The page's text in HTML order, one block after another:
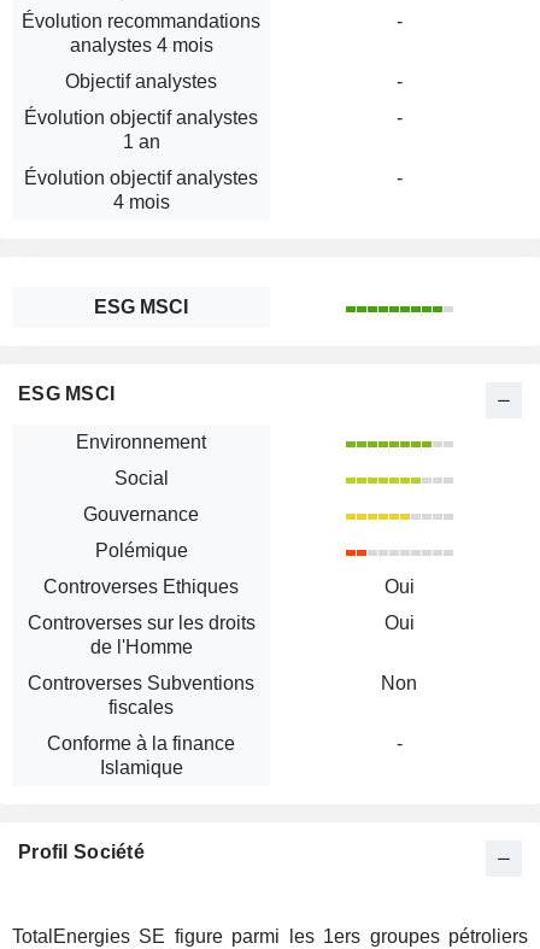
Évolution recommandations
analystes 4 mois
-
Objectif analystes
-
Évolution objectif analystes
1 an
-
Évolution objectif analystes
4 mois
-
ESG MSCI
ESG MSCI
Environnement
Social
Gouvernance
Polémique
Controverses Ethiques
Oui
Controverses sur les droits
de l'Homme
Oui
Controverses Subventions
fiscales
Non
Conforme à la finance
Islamique
-
Profil Société
TotalEnergies SE figure parmi les 1ers groupes pétroliers